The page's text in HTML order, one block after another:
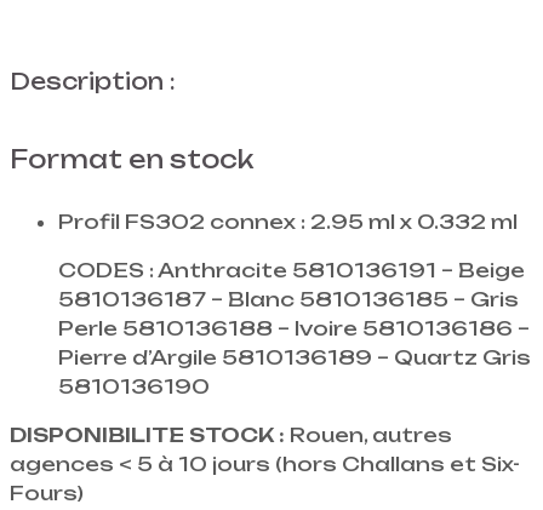
Description :
Format en stock
Profil FS302 connex : 2.95 ml x 0.332 ml
CODES : Anthracite 5810136191 – Beige
5810136187 – Blanc 5810136185 – Gris
Perle 5810136188 – Ivoire 5810136186 –
Pierre d’Argile 5810136189 – Quartz Gris
5810136190
DISPONIBILITE STOCK : Rouen, autres
agences < 5 à 10 jours (hors Challans et Six-
Fours)